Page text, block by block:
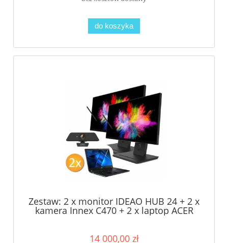
256GB PCle NVMe SSD, Win 11 Pro
do koszyka
Zestaw: 2 x monitor IDEAO HUB 24 + 2 x
kamera Innex C470 + 2 x laptop ACER
14 000,00 zł